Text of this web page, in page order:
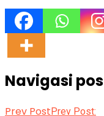
Navigasi pos
Prev PostPrev Post: